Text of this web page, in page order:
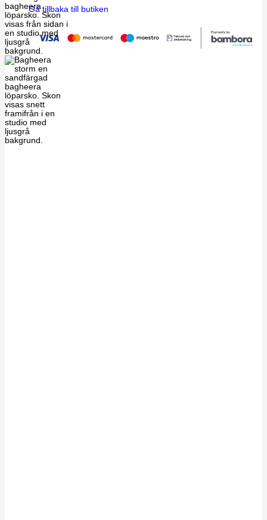
Gå tillbaka till butiken